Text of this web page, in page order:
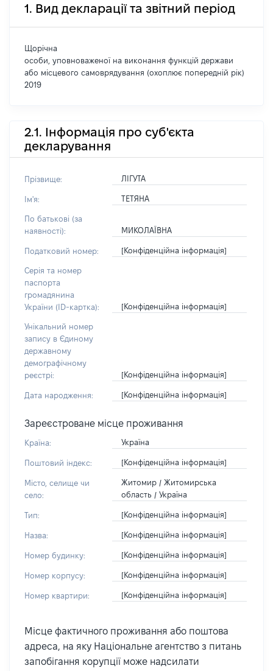
1. Вид декларації та звітний період
Щорічна
особи, уповноваженої на виконання функцій держави
або місцевого самоврядування (охоплює попередній рік)
2019
2.1. Інформація про суб'єкта
декларування
Прізвище: ЛІГУТА
Ім'я: ТЕТЯНА
По батькові (за
наявності):
МИКОЛАЇВНА
Податковий номер: [Конфіденційна інформація]
Серія та номер
паспорта
громадянина
України (ID-картка):
[Конфіденційна інформація]
Унікальний номер
запису в Єдиному
державному
демографічному
реєстрі:
[Конфіденційна інформація]
Дата народження: [Конфіденційна інформація]
Зареєстроване місце проживання
Країна: Україна
Поштовий індекс: [Конфіденційна інформація]
Місто, селище чи
село:
Житомир / Житомирська
область / Україна
Тип: [Конфіденційна інформація]
Назва: [Конфіденційна інформація]
Номер будинку: [Конфіденційна інформація]
Номер корпусу: [Конфіденційна інформація]
Номер квартири: [Конфіденційна інформація]
Місце фактичного проживання або поштова
адреса, на яку Національне агентство з питань
запобігання корупції може надсилати